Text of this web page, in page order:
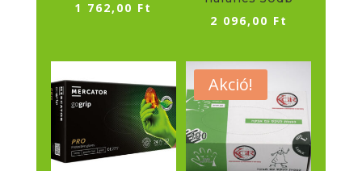
1 762,00 Ft
2 096,00 Ft
Akció!